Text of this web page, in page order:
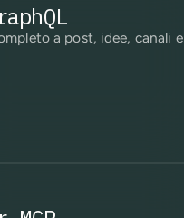
a post, idee, canali e